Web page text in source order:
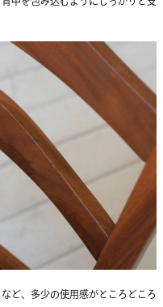
ど、多少の使用感がところどころ